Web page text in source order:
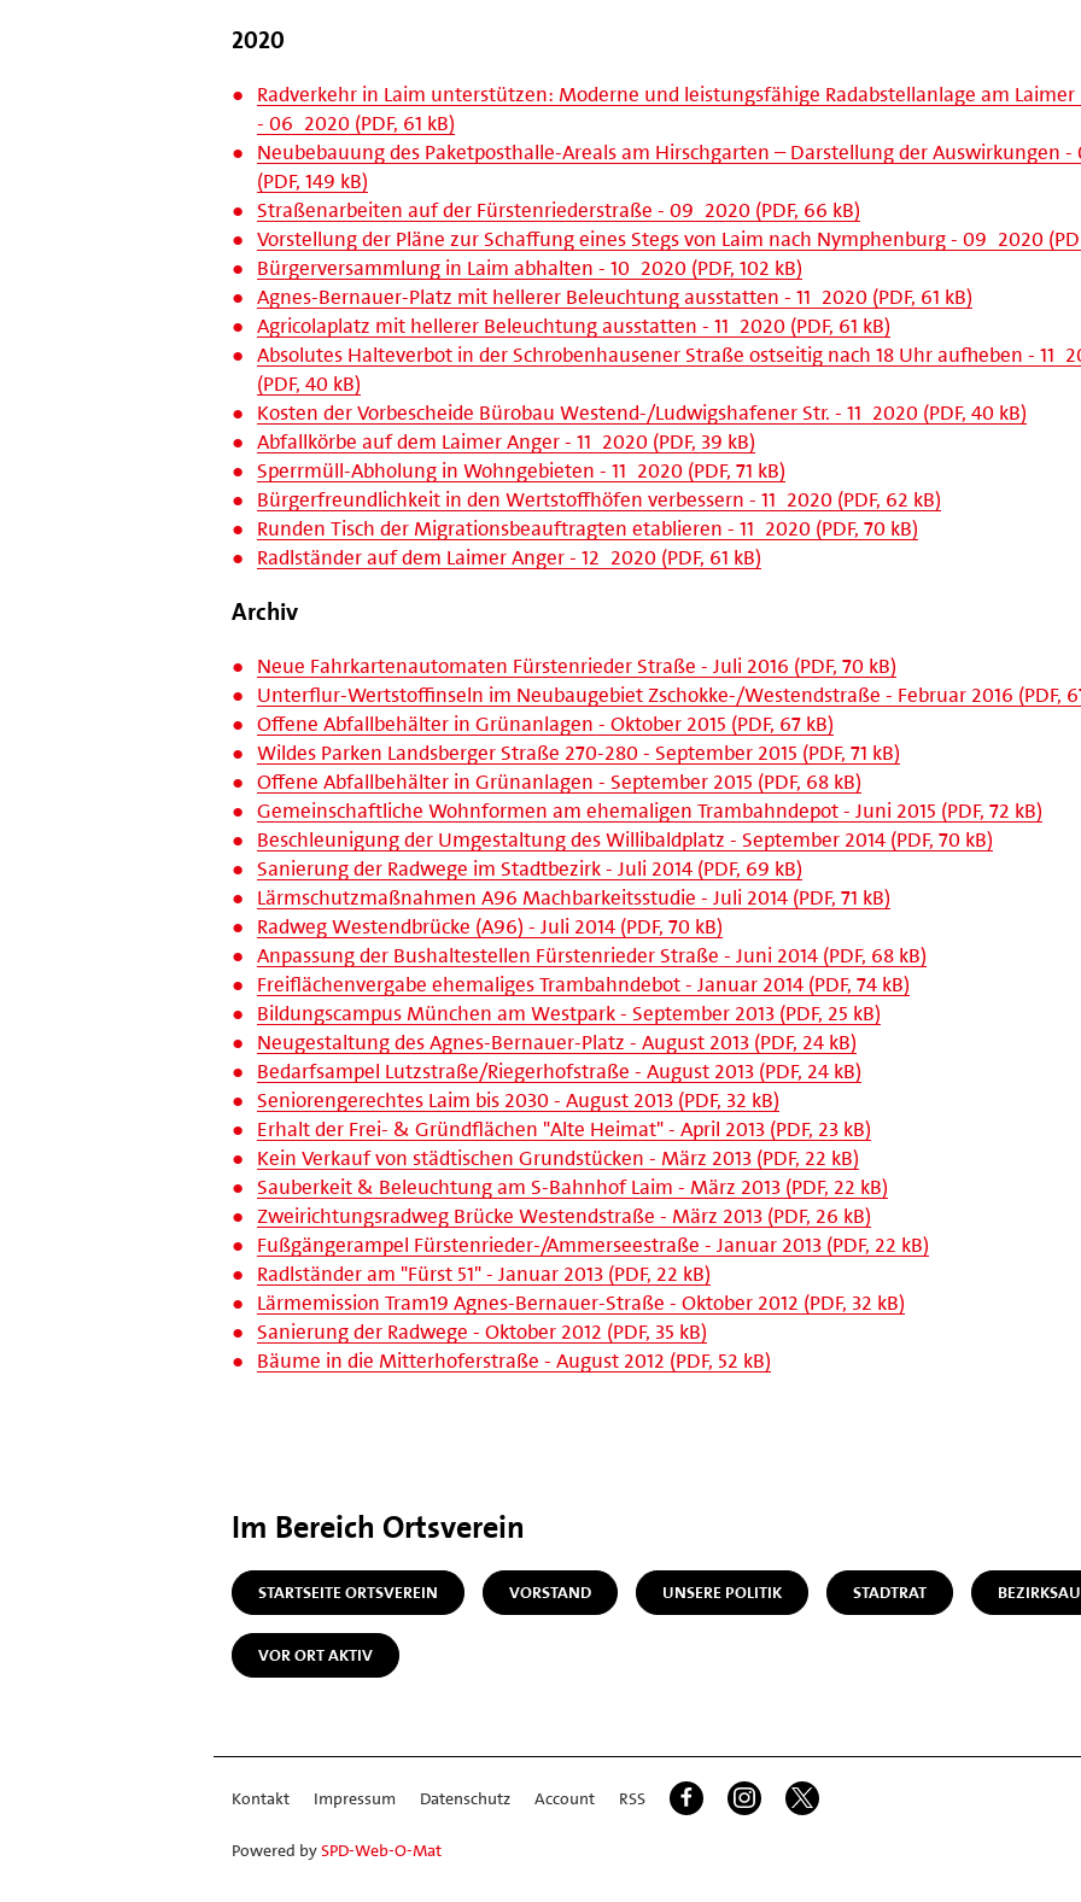
2020
Radverkehr in Laim unterstützen: Moderne und leistungsfähige Radabstellanlage am
- 06_2020 (PDF, 61 kB)
Neubebauung des Paketposthalle-Areals am Hirschgarten – Darstellung der Auswirkungen -
(PDF, 149 kB)
Straßenarbeiten auf der Fürstenriederstraße - 09_2020 (PDF, 66 kB)
Vorstellung der Pläne zur Schaffung eines Stegs von Laim nach Nymphenburg - 09_2020
Bürgerversammlung in Laim abhalten - 10_2020 (PDF, 102 kB)
Agnes-Bernauer-Platz mit hellerer Beleuchtung ausstatten - 11_2020 (PDF, 61 kB)
Agricolaplatz mit hellerer Beleuchtung ausstatten - 11_2020 (PDF, 61 kB)
Absolutes Halteverbot in der Schrobenhausener Straße ostseitig nach 18 Uhr aufheben -
(PDF, 40 kB)
Kosten der Vorbescheide Bürobau Westend-/Ludwigshafener Str. - 11_2020 (PDF, 40 kB)
Abfallkörbe auf dem Laimer Anger - 11_2020 (PDF, 39 kB)
Sperrmüll-Abholung in Wohngebieten - 11_2020 (PDF, 71 kB)
Bürgerfreundlichkeit in den Wertstoffhöfen verbessern - 11_2020 (PDF, 62 kB)
Runden Tisch der Migrationsbeauftragten etablieren - 11_2020 (PDF, 70 kB)
Radlständer auf dem Laimer Anger - 12_2020 (PDF, 61 kB)
Archiv
Neue Fahrkartenautomaten Fürstenrieder Straße - Juli 2016 (PDF, 70 kB)
Unterflur-Wertstoffinseln im Neubaugebiet Zschokke-/Westendstraße - Februar 2016 (PDF,
Offene Abfallbehälter in Grünanlagen - Oktober 2015 (PDF, 67 kB)
Wildes Parken Landsberger Straße 270-280 - September 2015 (PDF, 71 kB)
Offene Abfallbehälter in Grünanlagen - September 2015 (PDF, 68 kB)
Gemeinschaftliche Wohnformen am ehemaligen Trambahndepot - Juni 2015 (PDF, 72 kB)
Beschleunigung der Umgestaltung des Willibaldplatz - September 2014 (PDF, 70 kB)
Sanierung der Radwege im Stadtbezirk - Juli 2014 (PDF, 69 kB)
Lärmschutzmaßnahmen A96 Machbarkeitsstudie - Juli 2014 (PDF, 71 kB)
Radweg Westendbrücke (A96) - Juli 2014 (PDF, 70 kB)
Anpassung der Bushaltestellen Fürstenrieder Straße - Juni 2014 (PDF, 68 kB)
Freiflächenvergabe ehemaliges Trambahndebot - Januar 2014 (PDF, 74 kB)
Bildungscampus München am Westpark - September 2013 (PDF, 25 kB)
Neugestaltung des Agnes-Bernauer-Platz - August 2013 (PDF, 24 kB)
Bedarfsampel Lutzstraße/Riegerhofstraße - August 2013 (PDF, 24 kB)
Seniorengerechtes Laim bis 2030 - August 2013 (PDF, 32 kB)
Erhalt der Frei- & Gründflächen "Alte Heimat" - April 2013 (PDF, 23 kB)
Kein Verkauf von städtischen Grundstücken - März 2013 (PDF, 22 kB)
Sauberkeit & Beleuchtung am S-Bahnhof Laim - März 2013 (PDF, 22 kB)
Zweirichtungsradweg Brücke Westendstraße - März 2013 (PDF, 26 kB)
Fußgängerampel Fürstenrieder-/Ammerseestraße - Januar 2013 (PDF, 22 kB)
Radlständer am "Fürst 51" - Januar 2013 (PDF, 22 kB)
Lärmemission Tram19 Agnes-Bernauer-Straße - Oktober 2012 (PDF, 32 kB)
Sanierung der Radwege - Oktober 2012 (PDF, 35 kB)
Bäume in die Mitterhoferstraße - August 2012 (PDF, 52 kB)
Im Bereich Ortsverein
STARTSEITE ORTSVEREIN VORSTAND UNSERE POLITIK STADTRAT
VOR ORT AKTIV
Kontakt Impressum Datenschutz Account RSS
Powered bySPD-Web-O-Mat